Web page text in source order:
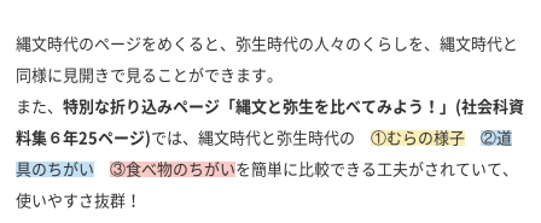
縄文時代のページをめくると、弥生時代の人々のくらしを、縄文時代と
同様に見開きで見ることができます。
また、 特別な折り込みページ「縄文と弥生を比べてみよう！」 (社会科資
料集６年25ページ)では、縄文時代と弥生時代の ①むらの様子
②道
具のちがい
③食べ物のちがいを簡単に比較できる工夫がされていて、
使いやすさ抜群！